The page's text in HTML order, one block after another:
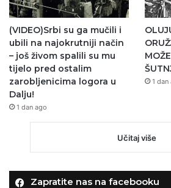
(VIDEO)Srbi su ga mučili i
ubili na najokrutniji način
– još živom spalili su mu
tijelo pred ostalim
zarobljenicima logora u
Dalju!
1 dan ago
1 dan
Učitaj više
Zapratite nas na facebooku